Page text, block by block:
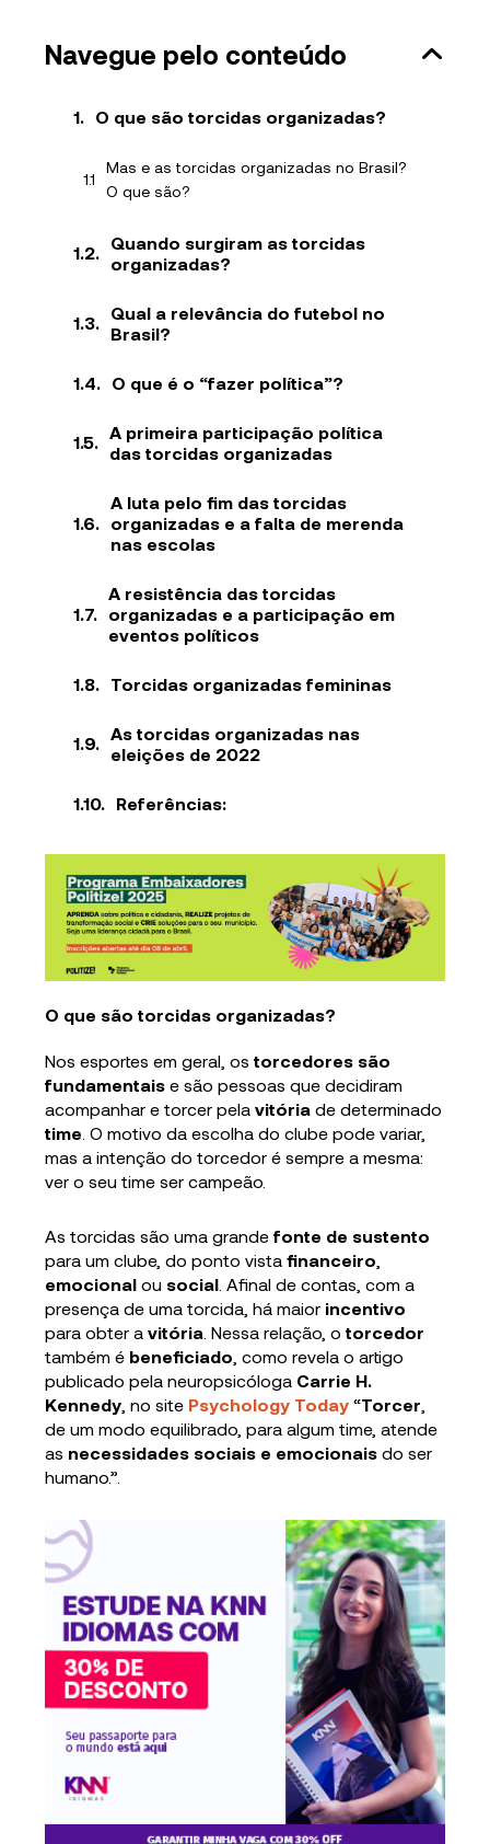
Navegue pelo conteúdo
O que são torcidas organizadas?
Mas e as torcidas organizadas no Brasil?
O que são?
Quando surgiram as torcidas
organizadas?
Qual a relevância do futebol no
Brasil?
O que é o “fazer política”?
A primeira participação política
das torcidas organizadas
A luta pelo fim das torcidas
organizadas e a falta de merenda
nas escolas
A resistência das torcidas
organizadas e a participação em
eventos políticos
Torcidas organizadas femininas
As torcidas organizadas nas
eleições de 2022
Referências:
O que são torcidas organizadas?
Nos esportes em geral, ostorcedores são
fundamentais e são pessoas que decidiram
acompanhar e torcer pelavitória de determinado
time . O motivo da escolha do clube pode variar,
mas a intenção do torcedor é sempre a mesma:
ver o seu time ser campeão.
As torcidas são uma grandefonte de sustento
para um clube, do ponto vistafinanceiro
emocional ou social . Afinal de contas, com a
presença de uma torcida, há maior incentivo
para obter avitória . Nessa relação, otorcedor
também é beneficiado , como revela o artigo
publicado pela neuropsicóloga Carrie H.
Kennedy , no site Psychology Today “Torcer
de um modo equilibrado, para algum time, atende
as necessidades sociais e emocionais do ser
humano.”.